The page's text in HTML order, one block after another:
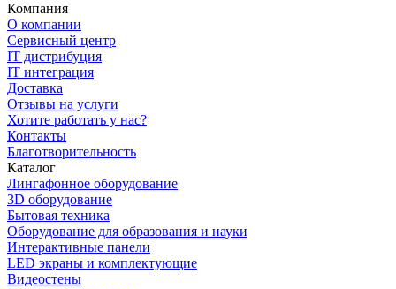
Компания
О компании
Сервисный центр
IT дистрибуция
IT интеграция
Доставка
Отзывы на услуги
Хотите работать у нас?
Контакты
Благотворительность
Каталог
Лингафонное оборудование
3D оборудование
Бытовая техника
Оборудование для образования и науки
Интерактивные панели
LED экраны и комплектующие
Видеостены